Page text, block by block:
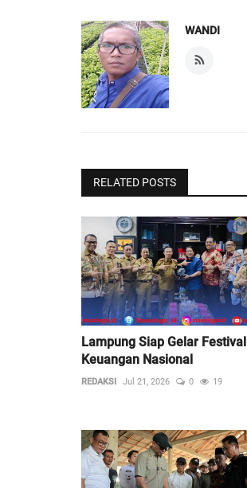
WANDI
RELATED POSTS
Lampung Siap Gelar Festival
Keuangan Nasional
REDAKSI Jul 21, 2026 0 19